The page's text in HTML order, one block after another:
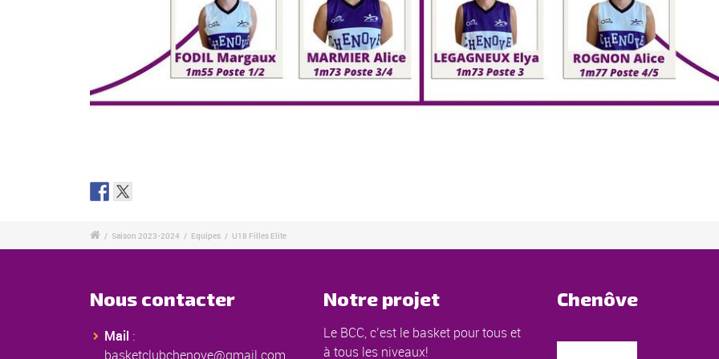
/ Saison 2023-2024 / Equipes / U18 Filles Elite
Nous contacter
Mail :
basketclubchenove@gmail.com
Notre projet
Le BCC, c’est le basket pour tous et
à tous les niveaux!
Chenôve